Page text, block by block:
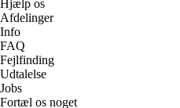
Hjælp os
Afdelinger
Info
FAQ
Fejlfinding
Udtalelse
Jobs
Fortæl os noget